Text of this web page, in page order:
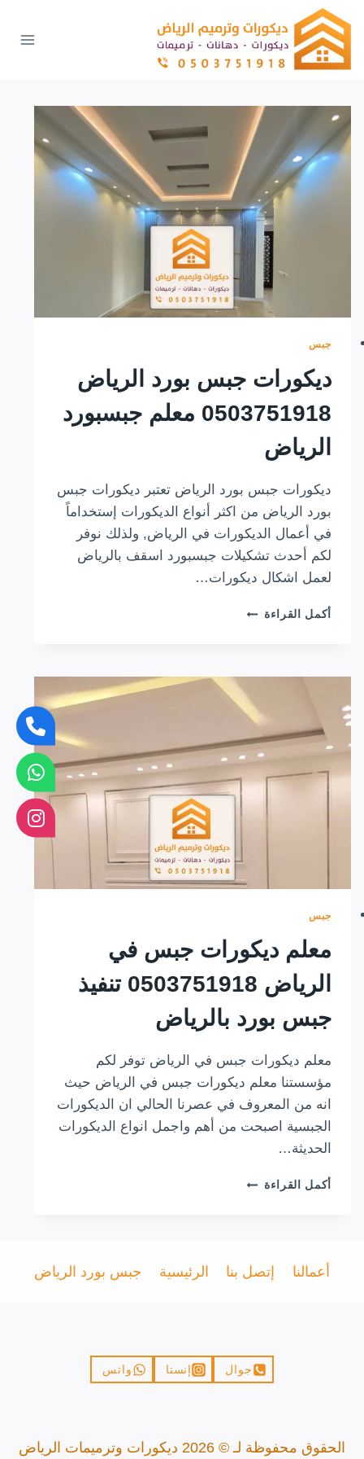
التجاوز
المحتوى
جبس
ديكورات جبس بورد الرياض
0503751918 معلم جبسبورد
الرياض
ديكورات جبس بورد الرياض تعتبر ديكورات جبس
بورد الرياض من اكثر أنواع الديكورات إستخداماً
في أعمال الديكورات في الرياض, ولذلك نوفر
لكم أحدث تشكيلات جبسبورد اسقف بالرياض
لعمل اشكال ديكورات…
أكمل القراءة ديكورات
0503751918
معلم
جبسبورد
جبس
معلم ديكورات جبس في
الرياض 0503751918 تنفيذ
جبس بورد بالرياض
معلم ديكورات جبس في الرياض توفر لكم
مؤسستنا معلم ديكورات جبس في الرياض حيث
انه من المعروف في عصرنا الحالي ان الديكورات
الجبسية اصبحت من أهم واجمل انواع الديكورات
الحديثة…
أكمل القراءة معلم
0503751918
أعمالنا إتصل بنا الرئيسية جبس بورد الرياض
جوال إنستا واتس
الحقوق محفوظة لـ © 2026 ديكورات وترميمات الرياض